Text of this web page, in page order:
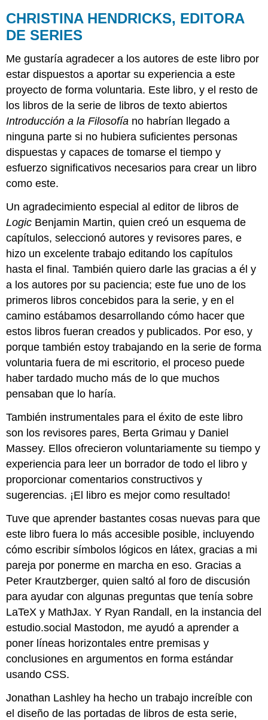
CHRISTINA HENDRICKS, EDITORA
DE SERIES
Me gustaría agradecer a los autores de este libro por
estar dispuestos a aportar su experiencia a este
proyecto de forma voluntaria. Este libro, y el resto de
los libros de la serie de libros de texto abiertos
Introducción a la Filosofía no habrían llegado a
ninguna parte si no hubiera suficientes personas
dispuestas y capaces de tomarse el tiempo y
esfuerzo significativos necesarios para crear un libro
como este.
Un agradecimiento especial al editor de libros de
Logic Benjamin Martin, quien creó un esquema de
capítulos, seleccionó autores y revisores pares, e
hizo un excelente trabajo editando los capítulos
hasta el final. También quiero darle las gracias a él y
a los autores por su paciencia; este fue uno de los
primeros libros concebidos para la serie, y en el
camino estábamos desarrollando cómo hacer que
estos libros fueran creados y publicados. Por eso, y
porque también estoy trabajando en la serie de forma
voluntaria fuera de mi escritorio, el proceso puede
haber tardado mucho más de lo que muchos
pensaban que lo haría.
También instrumentales para el éxito de este libro
son los revisores pares, Berta Grimau y Daniel
Massey. Ellos ofrecieron voluntariamente su tiempo y
experiencia para leer un borrador de todo el libro y
proporcionar comentarios constructivos y
sugerencias. ¡El libro es mejor como resultado!
Tuve que aprender bastantes cosas nuevas para que
este libro fuera lo más accesible posible, incluyendo
cómo escribir símbolos lógicos en látex, gracias a mi
pareja por ponerme en marcha en eso. Gracias a
Peter Krautzberger, quien saltó al foro de discusión
para ayudar con algunas preguntas que tenía sobre
LaTeX y MathJax. Y Ryan Randall, en la instancia del
estudio.social Mastodon, me ayudó a aprender a
poner líneas horizontales entre premisas y
conclusiones en argumentos en forma estándar
usando CSS.
Jonathan Lashley ha hecho un trabajo increíble con
el diseño de las portadas de libros de esta serie,